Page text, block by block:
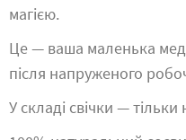
магією.
Це — ваша маленька
після напруженого
У складі свічки —